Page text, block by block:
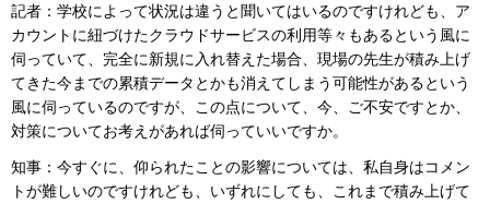
記者：学校によって状況は違うと聞いてはいるのですけれども、ア
カウントに紐づけたクラウドサービスの利用等々もあるという風に
伺っていて、完全に新規に入れ替えた場合、現場の先生が積み上げ
てきた今までの累積データとかも消えてしまう可能性があるという
風に伺っているのですが、この点について、今、ご不安ですとか、
対策についてお考えがあれば伺っていいですか。
知事：今すぐに、仰られたことの影響については、私自身はコメン
トが難しいのですけれども、いずれにしても、これまで積み上げて